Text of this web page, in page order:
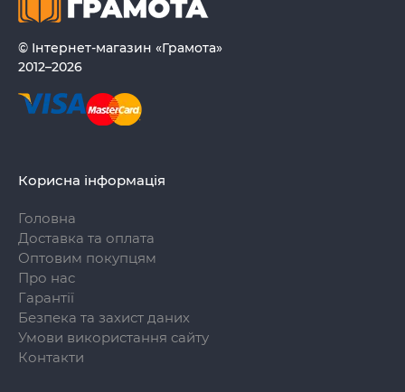
© Інтернет-магазин «Грамота»
2012–2026
Корисна інформація
Головна
Доставка та оплата
Оптовим покупцям
Про нас
Гарантії
Безпека та захист даних
Умови використання сайту
Контакти